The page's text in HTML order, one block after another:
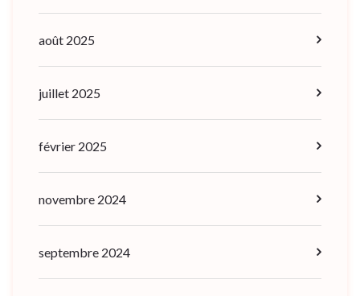
août 2025
juillet 2025
février 2025
novembre 2024
septembre 2024